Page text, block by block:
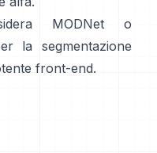
MODNet o
la segmentazione
front-end.